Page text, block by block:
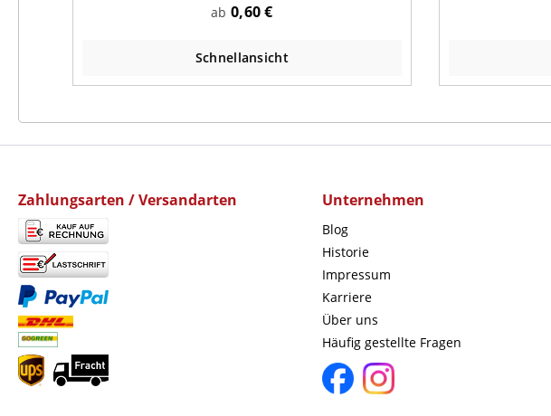
ab 0,60 €
Schnellansicht
Zahlungsarten / Versandarten Unternehmen
Blog
Historie
Impressum
Karriere
Über uns
Häufig gestellte Fragen